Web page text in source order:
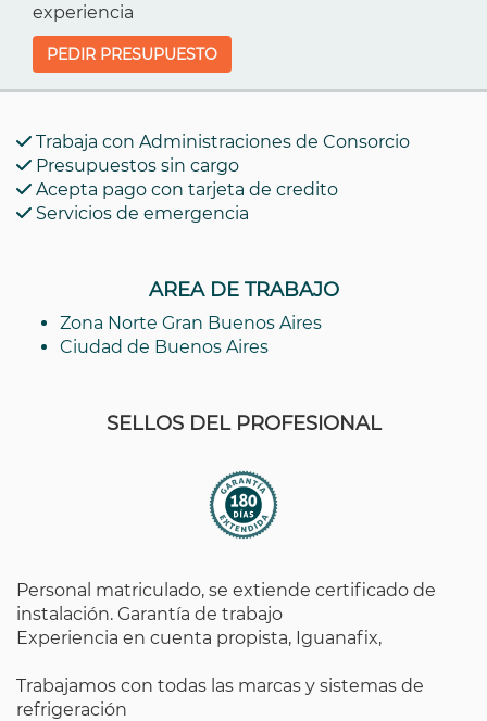
experiencia
PEDIR PRESUPUESTO
Trabaja con Administraciones de Consorcio
Presupuestos sin cargo
Acepta pago con tarjeta de credito
Servicios de emergencia
AREA DE TRABAJO
Zona Norte Gran Buenos Aires
Ciudad de Buenos Aires
SELLOS DEL PROFESIONAL
Personal matriculado, se extiende certificado de
instalación. Garantía de trabajo
Experiencia en cuenta propista, Iguanafix,
Trabajamos con todas las marcas y sistemas de
refrigeración